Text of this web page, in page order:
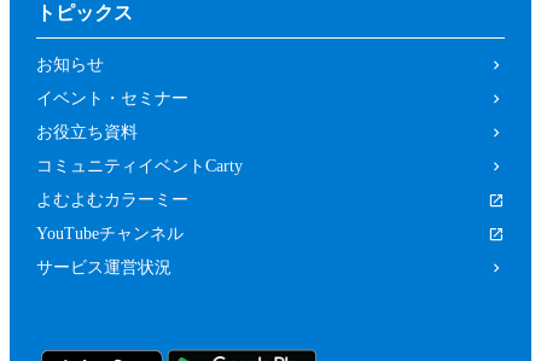
トピックス
お知らせ
イベント・セミナー
お役立ち資料
コミュニティイベントCarty
よむよむカラーミー
YouTubeチャンネル
サービス運営状況